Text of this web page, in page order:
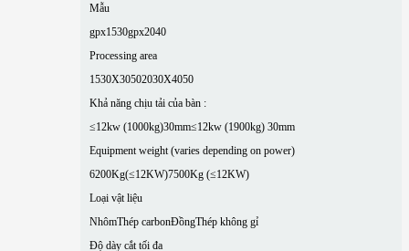
Mẫu
gpx1530gpx2040
Processing area
1530X30502030X4050
Khả năng chịu tải của bàn :
≤12kw (1000kg)30mm≤12kw (1900kg) 30mm
Equipment weight (varies depending on power)
6200Kg(≤12KW)7500Kg (≤12KW)
Loại vật liệu
NhômThép carbonĐồngThép không gỉ
Độ dày cắt tối đa